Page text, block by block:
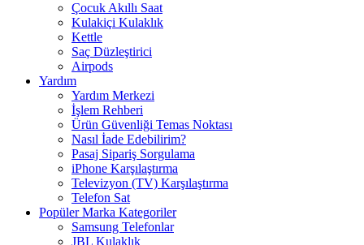
Çocuk Akıllı Saat
Kulakiçi Kulaklık
Kettle
Saç Düzleştirici
Airpods
Yardım
Yardım Merkezi
İşlem Rehberi
Ürün Güvenliği Temas Noktası
Nasıl İade Edebilirim?
Pasaj Sipariş Sorgulama
iPhone Karşılaştırma
Televizyon (TV) Karşılaştırma
Telefon Sat
Popüler Marka Kategoriler
Samsung Telefonlar
JBL Kulaklık